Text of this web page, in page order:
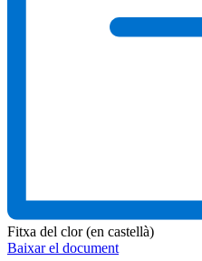
Fitxa del clor (en castellà)
Baixar el document